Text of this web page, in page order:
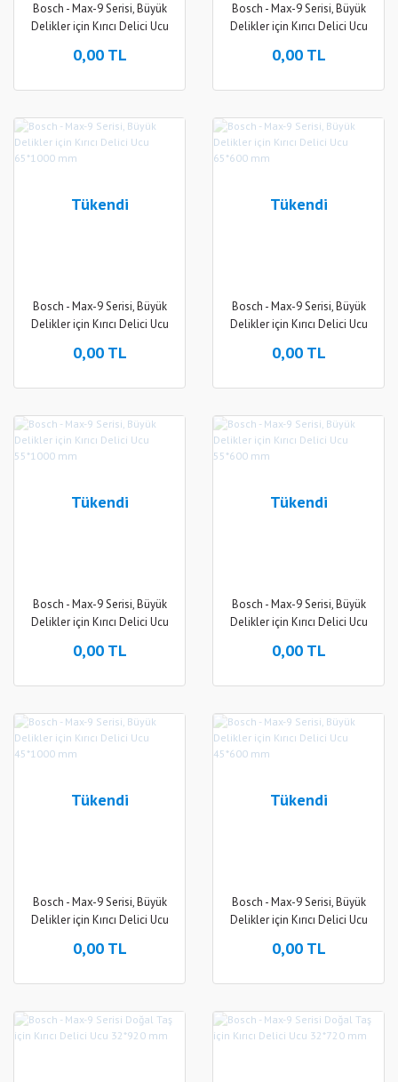
Bosch - Max-9 Serisi, Büyük
Delikler için Kırıcı Delici Ucu
0,00 TL
Bosch - Max-9 Serisi, Büyük
Delikler için Kırıcı Delici Ucu
0,00 TL
Tükendi
Bosch - Max-9 Serisi, Büyük
Delikler için Kırıcı Delici Ucu
0,00 TL
Tükendi
Bosch - Max-9 Serisi, Büyük
Delikler için Kırıcı Delici Ucu
0,00 TL
Tükendi
Bosch - Max-9 Serisi, Büyük
Delikler için Kırıcı Delici Ucu
0,00 TL
Tükendi
Bosch - Max-9 Serisi, Büyük
Delikler için Kırıcı Delici Ucu
0,00 TL
Tükendi
Bosch - Max-9 Serisi, Büyük
Delikler için Kırıcı Delici Ucu
0,00 TL
Tükendi
Bosch - Max-9 Serisi, Büyük
Delikler için Kırıcı Delici Ucu
0,00 TL